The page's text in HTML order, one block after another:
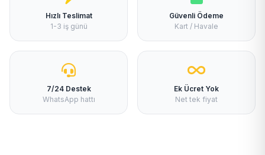
Hızlı Teslimat
1-3 iş günü
Güvenli Ödeme
Kart / Havale
7/24 Destek
WhatsApp hattı
Ek Ücret Yok
Net tek fiyat